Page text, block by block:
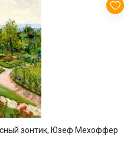
зонтик, Юзеф Мехоффер